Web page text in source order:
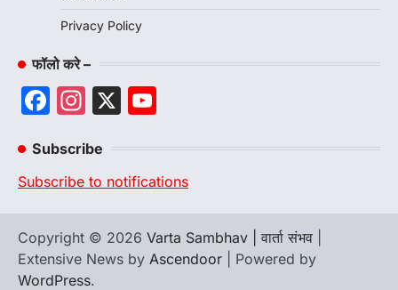
Privacy Policy
फॉलो करे –
Facebook
Instagram
X
Subscribe
Subscribe to notifications
Copyright © 2026 Varta Sambhav | वार्ता संभव
Extensive News by Ascendoor | Powered by
WordPress.